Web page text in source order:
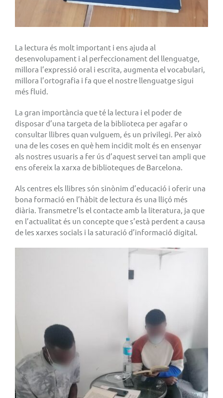
La lectura és molt important i ens ajuda al
desenvolupament i al perfeccionament del llenguatge,
millora l’expressió oral i escrita, augmenta el vocabulari,
millora l’ortografia i fa que el nostre llenguatge sigui
més fluid.
La gran importància que té la lectura i el poder de
disposar d’una targeta de la biblioteca per agafar o
consultar llibres quan vulguem, és un privilegi. Per això
una de les coses en què hem incidit molt és en ensenyar
als nostres usuaris a fer ús d’aquest servei tan ampli que
ens ofereix la xarxa de biblioteques de Barcelona.
Als centres els llibres són sinònim d’educació i oferir una
bona formació en l’hàbit de lectura és una lliçó més
diària. Transmetre’ls el contacte amb la literatura, ja que
en l’actualitat és un concepte que s’està perdent a causa
de les xarxes socials i la saturació d’informació digital.